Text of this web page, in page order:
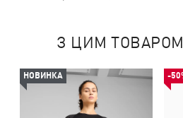
З ЦИМ
НОВИНКА -